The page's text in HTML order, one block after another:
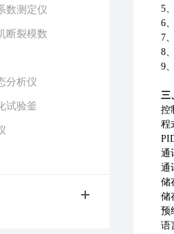
数测定仪
断裂模数
分析仪
试验釜
5
6
7
8
9
三
控
程
通
通
储
储
预
语